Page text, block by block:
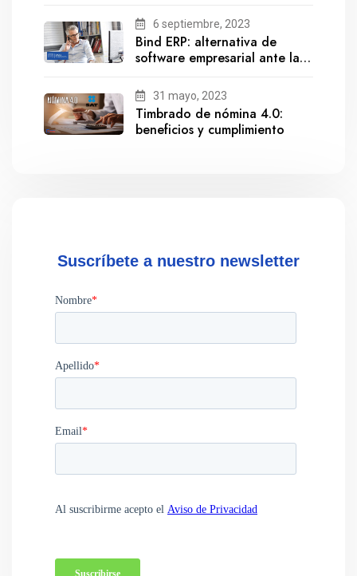
6 septiembre, 2023
Bind ERP: alternativa de
software empresarial ante la
31 mayo, 2023
Timbrado de nómina 4.0:
beneficios y cumplimiento
Suscríbete a nuestro newsletter